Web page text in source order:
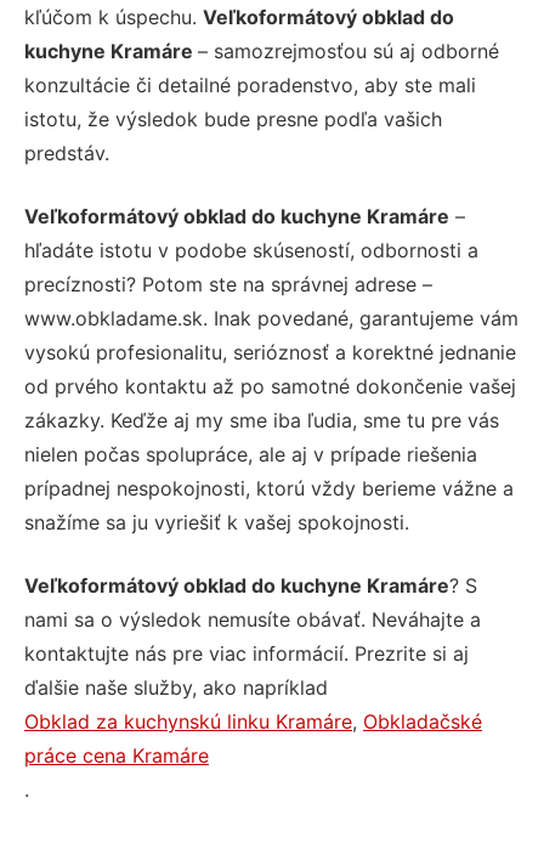
kľúčom k úspechu. Veľkoformátový obklad do
kuchyne Kramáre – samozrejmosťou sú aj odborné
konzultácie či detailné poradenstvo, aby ste mali
istotu, že výsledok bude presne podľa vašich
predstáv.
Veľkoformátový obklad do kuchyne Kramáre –
hľadáte istotu v podobe skúseností, odbornosti a
precíznosti? Potom ste na správnej adrese –
www.obkladame.sk. Inak povedané, garantujeme vám
vysokú profesionalitu, serióznosť a korektné jednanie
od prvého kontaktu až po samotné dokončenie vašej
zákazky. Keďže aj my sme iba ľudia, sme tu pre vás
nielen počas spolupráce, ale aj v prípade riešenia
prípadnej nespokojnosti, ktorú vždy berieme vážne a
snažíme sa ju vyriešiť k vašej spokojnosti.
Veľkoformátový obklad do kuchyne Kramáre? S
nami sa o výsledok nemusíte obávať. Neváhajte a
kontaktujte nás pre viac informácií. Prezrite si aj
ďalšie naše služby, ako napríklad
Obklad za kuchynskú linku Kramáre, Obkladačské
práce cena Kramáre
.